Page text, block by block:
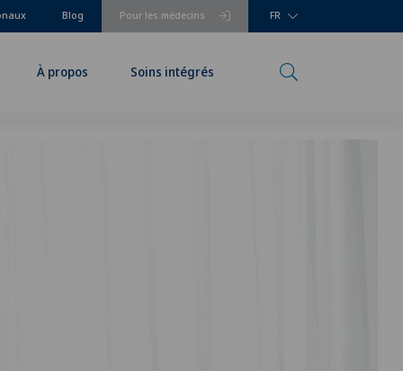
Pour les médecins
Blog FR
À propos Soins intégrés